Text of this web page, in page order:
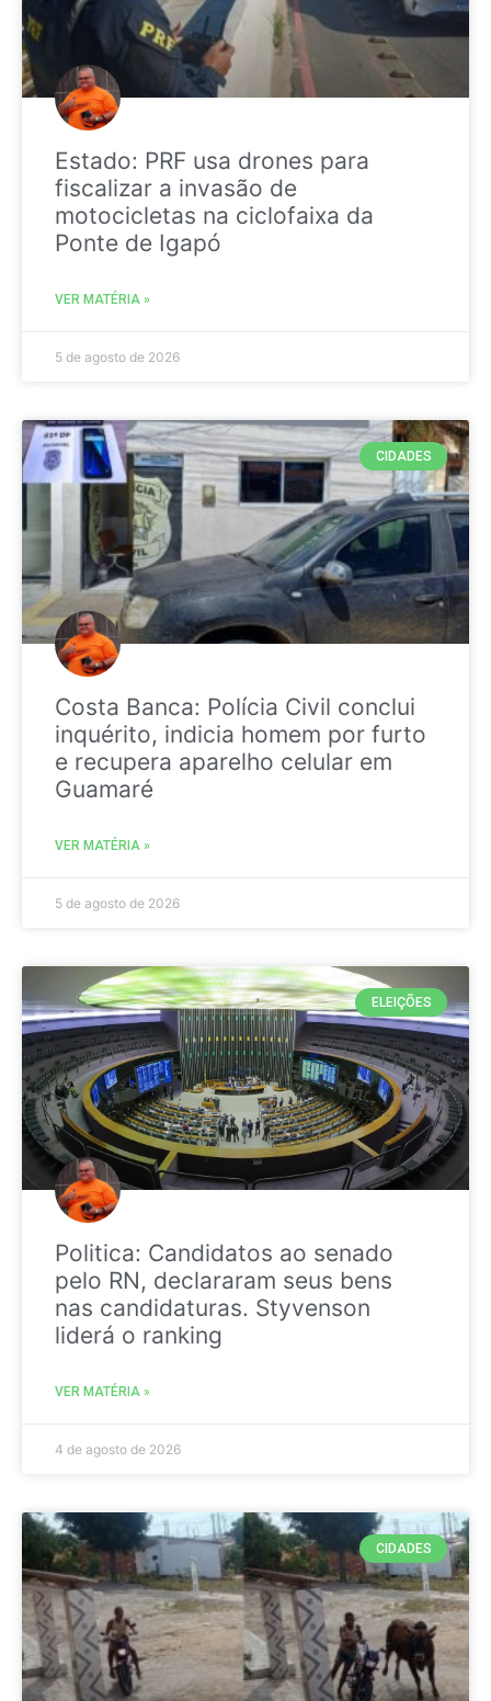
Estado: PRF usa drones para
fiscalizar a invasão de
motocicletas na ciclofaixa da
Ponte de Igapó
VER MATÉRIA »
5 de agosto de 2026
CIDADES
Costa Banca: Polícia Civil conclui
inquérito, indicia homem por furto
e recupera aparelho celular em
Guamaré
VER MATÉRIA »
5 de agosto de 2026
ELEIÇÕES
Politica: Candidatos ao senado
pelo RN, declararam seus bens
nas candidaturas. Styvenson
liderá o ranking
VER MATÉRIA »
4 de agosto de 2026
CIDADES